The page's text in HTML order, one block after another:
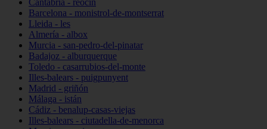
Cantabria - reocín
Barcelona - monistrol-de-montserrat
Lleida - les
Almería - albox
Murcia - san-pedro-del-pinatar
Badajoz - alburquerque
Toledo - casarrubios-del-monte
Illes-balears - puigpunyent
Madrid - griñón
Málaga - istán
Cádiz - benalup-casas-viejas
Illes-balears - ciutadella-de-menorca